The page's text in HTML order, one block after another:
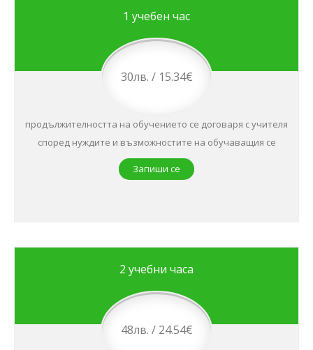
1 учебен час
30лв. / 15.34€
продължителността на обучението се договаря с учителя
според нуждите и възможностите на обучаващия се
Запиши се
2 учебни часа
48лв. / 24.54€